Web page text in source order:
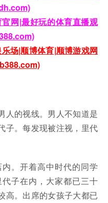
网|最好玩的体育直播观
场|顺博体育|顺博游戏网
人的视线。男人不知道是
子。每发现被注视，里代
。开着高中时代的同学
子在内，大家都已三十
高。出席的女孩子大都已